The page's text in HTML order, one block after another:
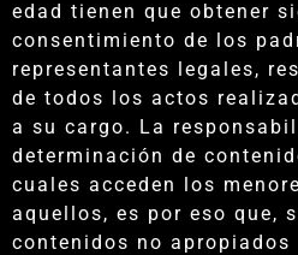
edad tienen que obtener
consentimiento de los
representantes legales,
de todos los actos
a su cargo. La
determinación de
cuales acceden los
aquellos, es por eso que,
contenidos no apropiados